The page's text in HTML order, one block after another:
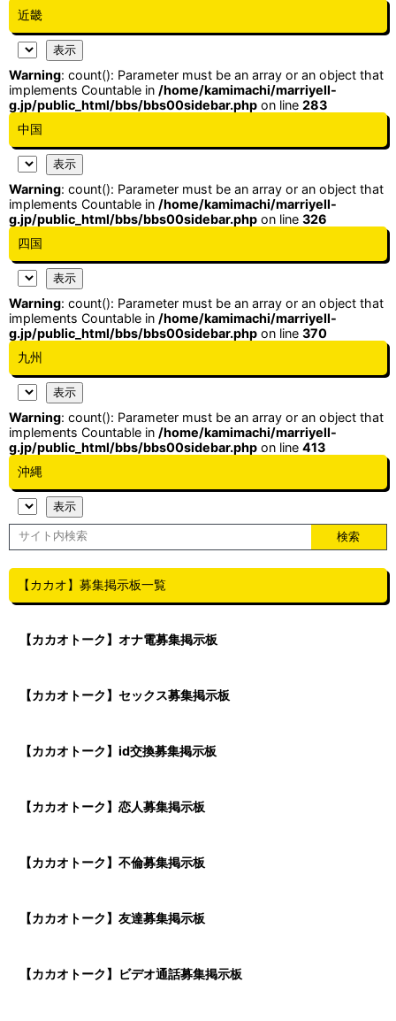
近畿
Warning: count(): Parameter must be an array or an object that
implements Countable in /home/kamimachi/marriyell-
g.jp/public_html/bbs/bbs00sidebar.php on line 283
中国
Warning: count(): Parameter must be an array or an object that
implements Countable in /home/kamimachi/marriyell-
g.jp/public_html/bbs/bbs00sidebar.php on line 326
四国
Warning: count(): Parameter must be an array or an object that
implements Countable in /home/kamimachi/marriyell-
g.jp/public_html/bbs/bbs00sidebar.php on line 370
九州
Warning: count(): Parameter must be an array or an object that
implements Countable in /home/kamimachi/marriyell-
g.jp/public_html/bbs/bbs00sidebar.php on line 413
沖縄
【カカオ】募集掲示板一覧
【カカオトーク】オナ電募集掲示板
【カカオトーク】セックス募集掲示板
【カカオトーク】id交換募集掲示板
【カカオトーク】恋人募集掲示板
【カカオトーク】不倫募集掲示板
【カカオトーク】友達募集掲示板
【カカオトーク】ビデオ通話募集掲示板